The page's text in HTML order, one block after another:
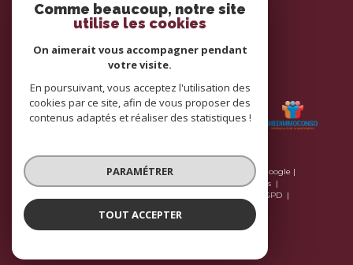
adhérents
© 2026 | Tous droits réservés | Traduction powered by Google |
Plan du site
Nos honoraires
Mentions légales
Politique RGPD
Comme beaucoup, notre site
utilise les cookies
On aimerait vous accompagner pendant
votre visite.
En poursuivant, vous acceptez l'utilisation des
cookies par ce site, afin de vous proposer des
contenus adaptés et réaliser des statistiques !
PARAMÉTRER
TOUT ACCEPTER